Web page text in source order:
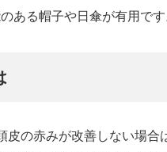
ある帽子や日傘が有用です
皮の赤みが改善しない場